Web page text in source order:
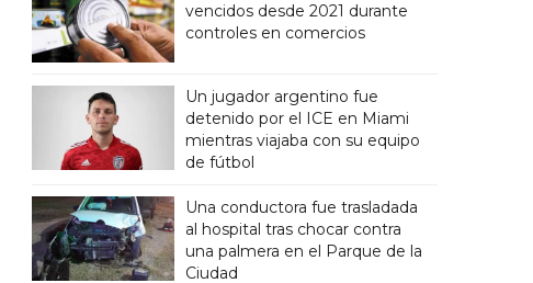
vencidos desde 2021 durante
controles en comercios
Un jugador argentino fue
detenido por el ICE en Miami
mientras viajaba con su equipo
de fútbol
Una conductora fue trasladada
al hospital tras chocar contra
una palmera en el Parque de la
Ciudad